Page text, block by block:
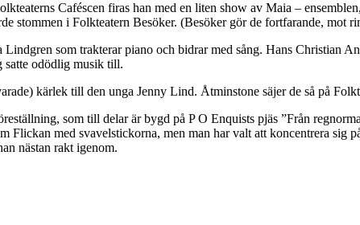
Caféscen firas han med en liten show av Maia –
stommen i Folkteatern Besöker. (Besöker gör de fortfarande, mot
som trakterar piano och bidrar med sång. Hans Christian
satte odödlig musik till.
kärlek till den unga Jenny Lind. Åtminstone säjer de så på
som till delar är bygd på P O Enquists pjäs ”Från
Flickan med svavelstickorna, men man har valt att koncentrera sig
nästan rakt igenom.